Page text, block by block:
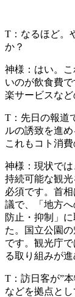
T： なるほど。
か？
神様： はい。
いのが飲食費
楽サービスなど
T： 先日の報道
ルの誘致を進
これもコト消費
神様： 現状では
持続可能な観
必須です。首
議で、「地方
防止・抑制」
た。国立公園
です。観光庁
る取り組みが進
T： 訪日客が”
などを拠点と